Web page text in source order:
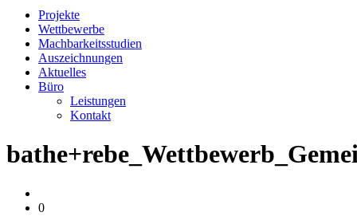
Projekte
Wettbewerbe
Machbarkeitsstudien
Auszeichnungen
Aktuelles
Büro
Leistungen
Kontakt
0